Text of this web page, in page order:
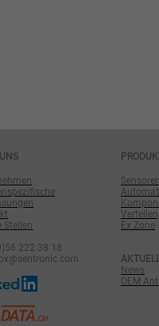
Stellen
222 38 18
Ex Zone
News
OEM